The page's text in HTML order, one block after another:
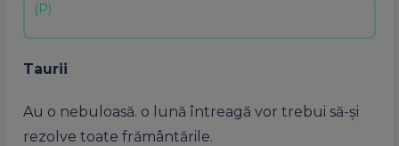
Taurii
Au o nebuloasă. o lună întreagă vor trebui să-și
rezolve toate frământările.